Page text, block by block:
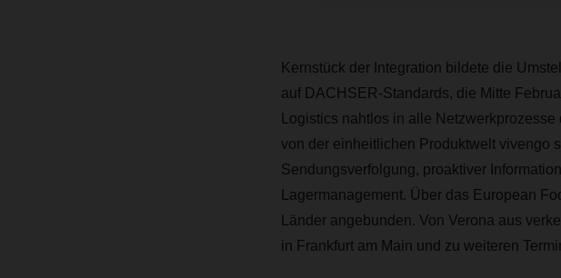
Kernstück der Integration bildete die
auf DACHSER-Standards, die Mitte
Logistics nahtlos in alle
von der einheitlichen Produktwelt vivengo
Sendungsverfolgung, proaktiver
Lagermanagement. Über das European
Länder angebunden. Von Verona aus
in Frankfurt am Main und zu weiteren